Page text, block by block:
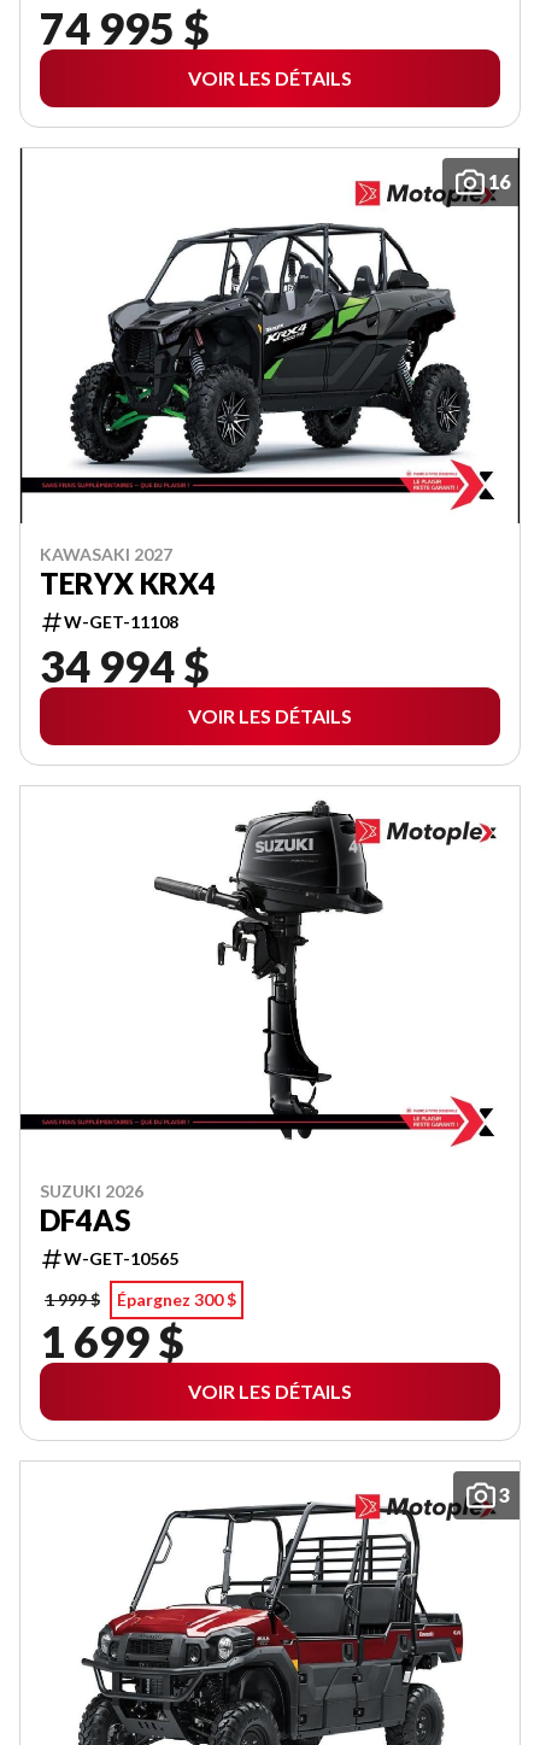
74 995 $
VOIR LES DÉTAILS
16
KAWASAKI 2027
TERYX KRX4
W-GET-11108
34 994 $
VOIR LES DÉTAILS
SUZUKI 2026
DF4AS
W-GET-10565
1 999 $
Épargnez 300 $
1 699 $
VOIR LES DÉTAILS
3